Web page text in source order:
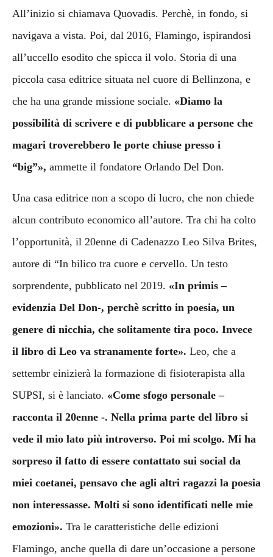
All’inizio si chiamava Quovadis. Perchè, in fondo, si
navigava a vista. Poi, dal 2016, Flamingo, ispirandosi
all’uccello esodito che spicca il volo. Storia di una
piccola casa editrice situata nel cuore di Bellinzona, e
che ha una grande missione sociale. «Diamo la
possibilità di scrivere e di pubblicare a persone che
magari troverebbero le porte chiuse presso i
“big”», ammette il fondatore Orlando Del Don.
Una casa editrice non a scopo di lucro, che non chiede
alcun contributo economico all’autore. Tra chi ha colto
l’opportunità, il 20enne di Cadenazzo Leo Silva Brites,
autore di “In bilico tra cuore e cervello. Un testo
sorprendente, pubblicato nel 2019. «In primis –
evidenzia Del Don-, perchè scritto in poesia, un
genere di nicchia, che solitamente tira poco. Invece
il libro di Leo va stranamente forte». Leo, che a
settembr einizierà la formazione di fisioterapista alla
SUPSI, si è lanciato. «Come sfogo personale –
racconta il 20enne -. Nella prima parte del libro si
vede il mio lato più introverso. Poi mi scolgo. Mi ha
sorpreso il fatto di essere contattato sui social da
miei coetanei, pensavo che agli altri ragazzi la poesia
non interessasse. Molti si sono identificati nelle mie
emozioni». Tra le caratteristiche delle edizioni
Flamingo, anche quella di dare un’occasione a persone